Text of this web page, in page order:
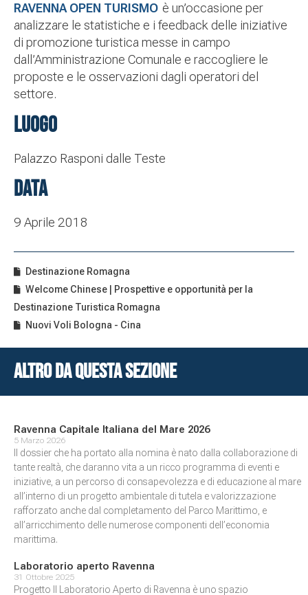
RAVENNA OPEN TURISMO è un’occasione per
analizzare le statistiche e i feedback delle iniziative
di promozione turistica messe in campo
dall’Amministrazione Comunale e raccogliere le
proposte e le osservazioni dagli operatori del
settore.
Luogo
Palazzo Rasponi dalle Teste
Data
9 Aprile 2018
Destinazione Romagna
Welcome Chinese | Prospettive e opportunità per la
Destinazione Turistica Romagna
Nuovi Voli Bologna - Cina
Altro da questa sezione
Ravenna Capitale Italiana del Mare 2026
5 Marzo 2026
Il dossier che ha portato alla nomina è nato dalla collaborazione di
tante realtà, che daranno vita a un ricco programma di eventi e
iniziative, a un percorso di consapevolezza e di educazione al mare
all’interno di un progetto ambientale di tutela e valorizzazione
rafforzato anche dal completamento del Parco Marittimo, e
all’arricchimento delle numerose componenti dell’economia
marittima.
Laboratorio aperto Ravenna
31 Ottobre 2025
Progetto Il Laboratorio Aperto di Ravenna è uno spazio